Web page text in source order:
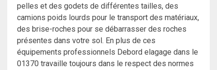
pelles et des godets de différentes tailles, des
camions poids lourds pour le transport des matériaux,
des brise-roches pour se débarrasser des roches
présentes dans votre sol. En plus de ces
équipements professionnels Debord elagage dans le
01370 travaille toujours dans le respect des normes